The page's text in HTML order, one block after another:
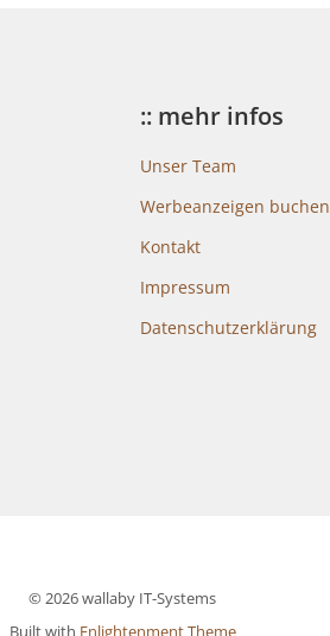
:: mehr infos
Unser Team
Werbeanzeigen buchen
Kontakt
Impressum
Datenschutzerklärung
© 2026 wallaby IT-Systems
Built with Enlightenment Theme